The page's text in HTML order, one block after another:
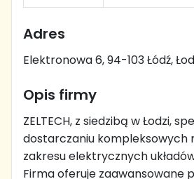
Adres
Elektronowa 6, 94-103 Łódź,
Opis firmy
ZELTECH, z siedzibą w Łodzi,
dostarczaniu kompleksowych
zakresu elektrycznych
Firma oferuje zaawansowane